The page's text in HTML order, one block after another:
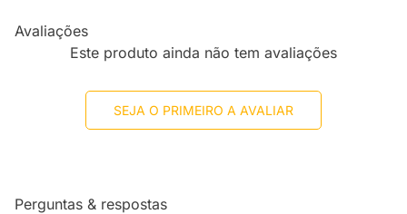
Avaliações
Este produto ainda não tem avaliações
SEJA O PRIMEIRO A AVALIAR
Perguntas & respostas